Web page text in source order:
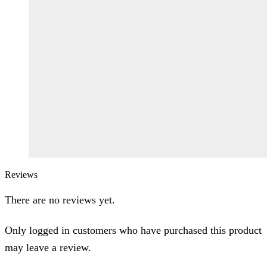
Reviews
There are no reviews yet.
Only logged in customers who have purchased this product
may leave a review.